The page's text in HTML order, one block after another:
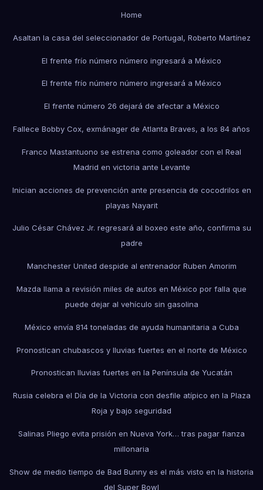
Home
Asaltan la casa del seleccionador de Portugal, Roberto Martínez
El frente frío número número ingresará a México
El frente frío número número ingresará a México
El frente número 26 dejará de afectar a México
Fallece Bobby Cox, exmánager de Atlanta Braves, a los 84 años
Franco Mastantuono se estrena como goleador con el Real
Madrid en victoria ante Levante
Inician acciones de prevención ante presencia de cocodrilos en
playas Nayarit
Julio César Chávez Jr. regresará al boxeo este año, confirma su
padre
Manchester United despide al entrenador Ruben Amorim
Mazda llama a revisión miles de autos en México por falla que
puede dejar al vehículo sin gasolina
México envía 814 toneladas de ayuda humanitaria a Cuba
Pronostican chubascos y lluvias fuertes en el norte de México
Pronostican lluvias fuertes en la Península de Yucatán
Rusia celebra el Día de la Victoria con desfile atípico en la Plaza
Roja y bajo seguridad
Salinas Pliego evita prisión en Nueva York… tras pagar fianza
millonaria
Show de medio tiempo de Bad Bunny es el más visto en la historia
del Super Bowl